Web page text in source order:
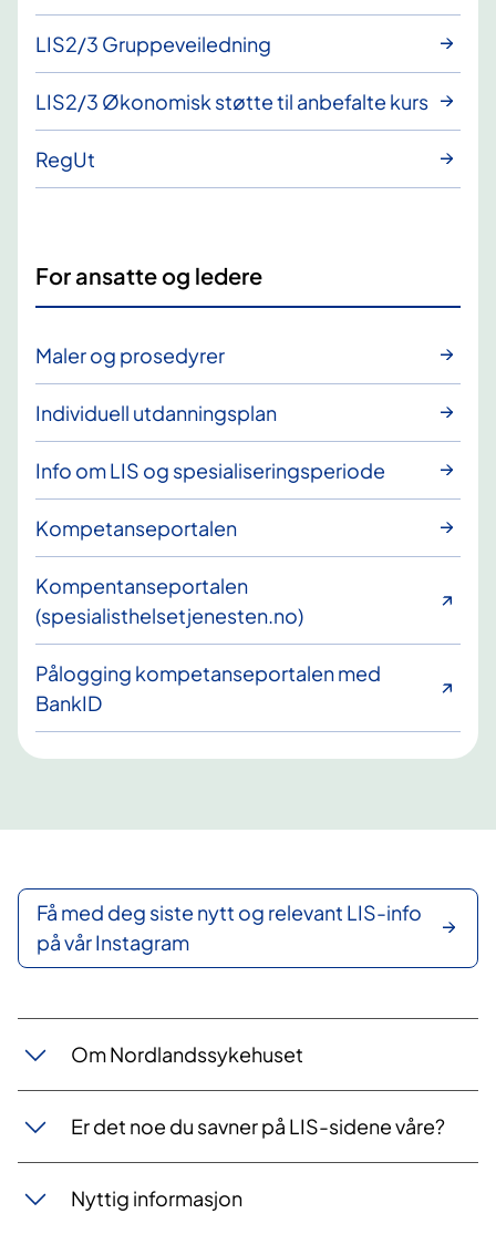
LIS2/3 Gruppeveiledning
LIS2/3 Økonomisk støtte til anbefalte kurs
RegUt
For ansatte og ledere
Maler og prosedyrer
Individuell utdanningsplan
Info om LIS og spesialiseringsperiode
Kompetanseportalen
Kompentanseportalen
(spesialisthelsetjenesten.no)
Pålogging kompetanseportalen med
BankID
Få med deg siste nytt og relevant LIS-info
på vår Instagram
Om Nordlandssykehuset
Er det noe du savner på LIS-sidene våre?
Nyttig informasjon